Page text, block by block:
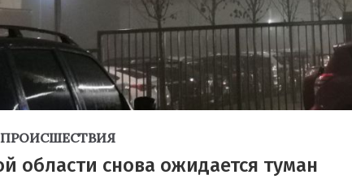
ПРОИСШЕСТВИЯ
области снова ожидается туман